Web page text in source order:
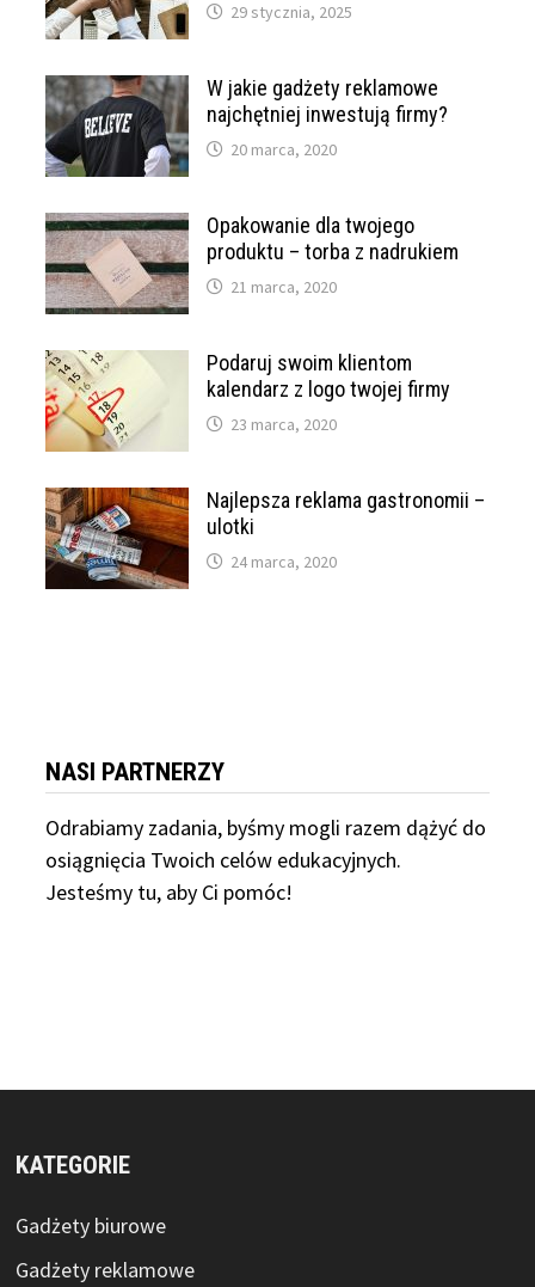
29 stycznia, 2025
W jakie gadżety reklamowe
najchętniej inwestują firmy?
20 marca, 2020
Opakowanie dla twojego
produktu – torba z nadrukiem
21 marca, 2020
Podaruj swoim klientom
kalendarz z logo twojej firmy
23 marca, 2020
Najlepsza reklama gastronomii –
ulotki
24 marca, 2020
NASI PARTNERZY
Odrabiamy zadania, byśmy mogli razem dążyć do
osiągnięcia Twoich celów edukacyjnych.
Jesteśmy tu, aby Ci pomóc!
KATEGORIE
Gadżety biurowe
Gadżety reklamowe